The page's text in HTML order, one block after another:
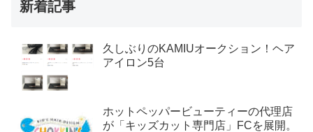
新着記事
久しぶりのKAMIUオークション！ヘア
アイロン5台
ホットペッパービューティーの代理店
が「キッズカット専門店」FCを展開。